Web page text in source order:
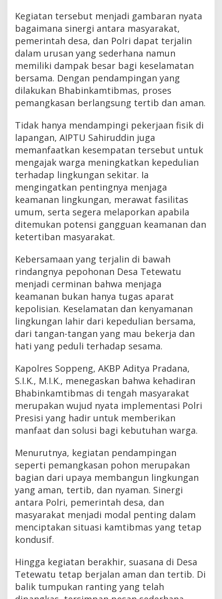
Kegiatan tersebut menjadi gambaran nyata
bagaimana sinergi antara masyarakat,
pemerintah desa, dan Polri dapat terjalin
dalam urusan yang sederhana namun
memiliki dampak besar bagi keselamatan
bersama. Dengan pendampingan yang
dilakukan Bhabinkamtibmas, proses
pemangkasan berlangsung tertib dan aman.
Tidak hanya mendampingi pekerjaan fisik di
lapangan, AIPTU Sahiruddin juga
memanfaatkan kesempatan tersebut untuk
mengajak warga meningkatkan kepedulian
terhadap lingkungan sekitar. Ia
mengingatkan pentingnya menjaga
keamanan lingkungan, merawat fasilitas
umum, serta segera melaporkan apabila
ditemukan potensi gangguan keamanan dan
ketertiban masyarakat.
Kebersamaan yang terjalin di bawah
rindangnya pepohonan Desa Tetewatu
menjadi cerminan bahwa menjaga
keamanan bukan hanya tugas aparat
kepolisian. Keselamatan dan kenyamanan
lingkungan lahir dari kepedulian bersama,
dari tangan-tangan yang mau bekerja dan
hati yang peduli terhadap sesama.
Kapolres Soppeng, AKBP Aditya Pradana,
S.I.K., M.I.K., menegaskan bahwa kehadiran
Bhabinkamtibmas di tengah masyarakat
merupakan wujud nyata implementasi Polri
Presisi yang hadir untuk memberikan
manfaat dan solusi bagi kebutuhan warga.
Menurutnya, kegiatan pendampingan
seperti pemangkasan pohon merupakan
bagian dari upaya membangun lingkungan
yang aman, tertib, dan nyaman. Sinergi
antara Polri, pemerintah desa, dan
masyarakat menjadi modal penting dalam
menciptakan situasi kamtibmas yang tetap
kondusif.
Hingga kegiatan berakhir, suasana di Desa
Tetewatu tetap berjalan aman dan tertib. Di
balik tumpukan ranting yang telah